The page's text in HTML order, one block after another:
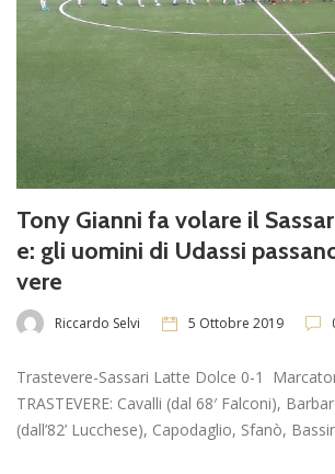
Tony Gianni fa volare il
e: gli uomini di Udassi
vere
Riccardo Selvi 5 Ottobre 2019
Trastevere-Sassari Latte Dolce 0-1
TRASTEVERE: Cavalli (dal 68′ Falconi),
(dall’82’ Lucchese), Capodaglio, Sfanò,